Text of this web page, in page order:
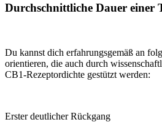
Durchschnittliche Dauer einer
Du kannst dich erfahrungsgemäß an
orientieren, die auch durch
CB1-Rezeptordichte gestützt werden:
Erster deutlicher Rückgang